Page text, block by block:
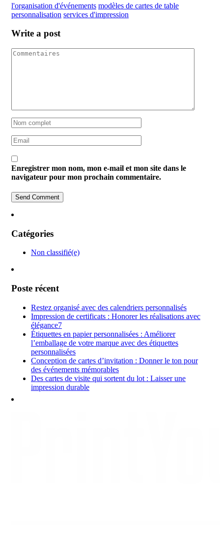
l'organisation d'événements modèles de cartes de table
personnalisation services d'impression
Write a post
Enregistrer mon nom, mon e-mail et mon site dans le
navigateur pour mon prochain commentaire.
Catégories
Non classifié(e)
Poste récent
Restez organisé avec des calendriers personnalisés
Impression de certificats : Honorer les réalisations avec
élégance7
Étiquettes en papier personnalisées : Améliorer
l’emballage de votre marque avec des étiquettes
personnalisées
Conception de cartes d’invitation : Donner le ton pour
des événements mémorables
Des cartes de visite qui sortent du lot : Laisser une
impression durable